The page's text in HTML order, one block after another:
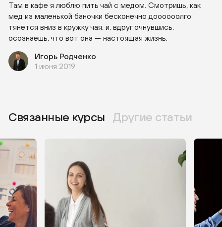
Там в кафе я люблю пить чай с медом. Смотришь, как
мед из маленькой баночки бесконечно доооооолго
тянется вниз в кружку чая, и, вдруг очнувшись,
осознаешь, что вот она — настоящая жизнь.
Игорь Родченко
1 июня 2019
Связанные курсы Другие статьи